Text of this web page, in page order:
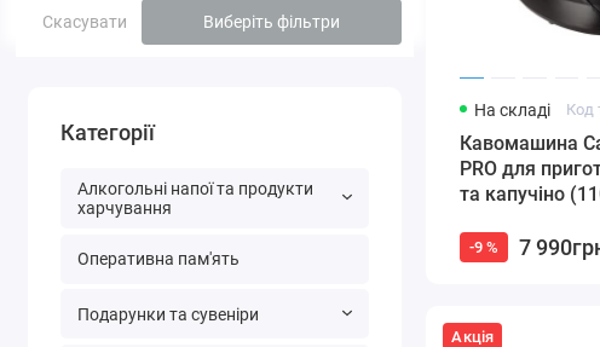
Скасувати Виберіть фільтри
Категорії
Алкогольні напої та продукти
харчування
Оперативна пам'ять
Подарунки та сувеніри
На складі Код
Кавомашина
PRO для
та капучіно
-9 % 7
Акція